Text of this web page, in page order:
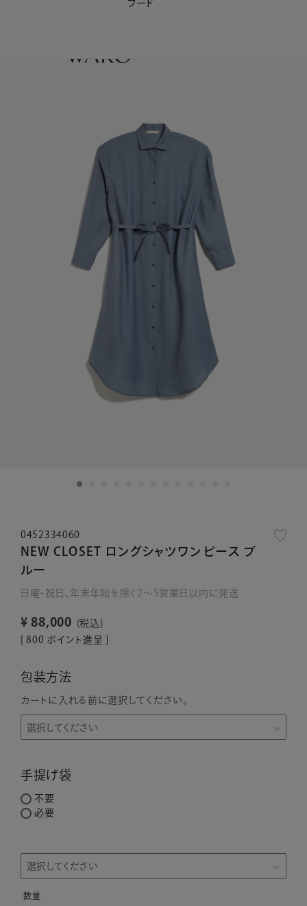
【会員様限定】夏のプレゼントキャンペーン開催中
フード
0452334060
NEW CLOSET ロングシャツワンピース ブ
ルー
日曜・祝日、年末年始を除く2～5営業日以内に発送
¥ 88,000
税込
800 ポイント進呈 ]
包装方法
カートに入れる前に選択してください。
手提げ袋
不要
必要